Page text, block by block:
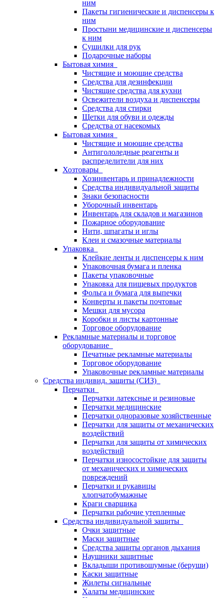
ним
Пакеты гигиенические и диспенсеры к
ним
Простыни медицинские и диспенсеры
к ним
Сушилки для рук
Подарочные наборы
Бытовая химия
Чистящие и моющие средства
Средства для дезинфекции
Чистящие средства для кухни
Освежители воздуха и диспенсеры
Средства для стирки
Щетки для обуви и одежды
Средства от насекомых
Бытовая химия
Чистящие и моющие средства
Антигололедные реагенты и
распределители для них
Хозтовары
Хозинвентарь и принадлежности
Средства индивидуальной защиты
Знаки безопасности
Уборочный инвентарь
Инвентарь для складов и магазинов
Пожарное оборудование
Нити, шпагаты и иглы
Клеи и смазочные материалы
Упаковка
Клейкие ленты и диспенсеры к ним
Упаковочная бумага и пленка
Пакеты упаковочные
Упаковка для пищевых продуктов
Фольга и бумага для выпечки
Конверты и пакеты почтовые
Мешки для мусора
Коробки и листы картонные
Торговое оборудование
Рекламные материалы и торговое
оборудование
Печатные рекламные материалы
Торговое оборудование
Упаковочные рекламные материалы
Средства индивид. защиты (СИЗ)
Перчатки
Перчатки латексные и резиновые
Перчатки медицинские
Перчатки одноразовые хозяйственные
Перчатки для защиты от механических
воздействий
Перчатки для защиты от химических
воздействий
Перчатки износостойкие для защиты
от механических и химических
повреждений
Перчатки и рукавицы
хлопчатобумажные
Краги сварщика
Перчатки рабочие утепленные
Средства индивидуальной защиты
Очки защитные
Маски защитные
Средства защиты органов дыхания
Наушники защитные
Вкладыши противошумные (беруши)
Каски защитные
Жилеты сигнальные
Халаты медицинские